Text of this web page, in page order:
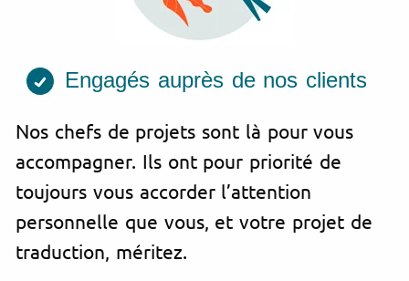
Engagés auprès de nos clients
Nos chefs de projets sont là pour vous
accompagner. Ils ont pour priorité de
toujours vous accorder l’attention
personnelle que vous, et votre projet de
traduction, méritez.